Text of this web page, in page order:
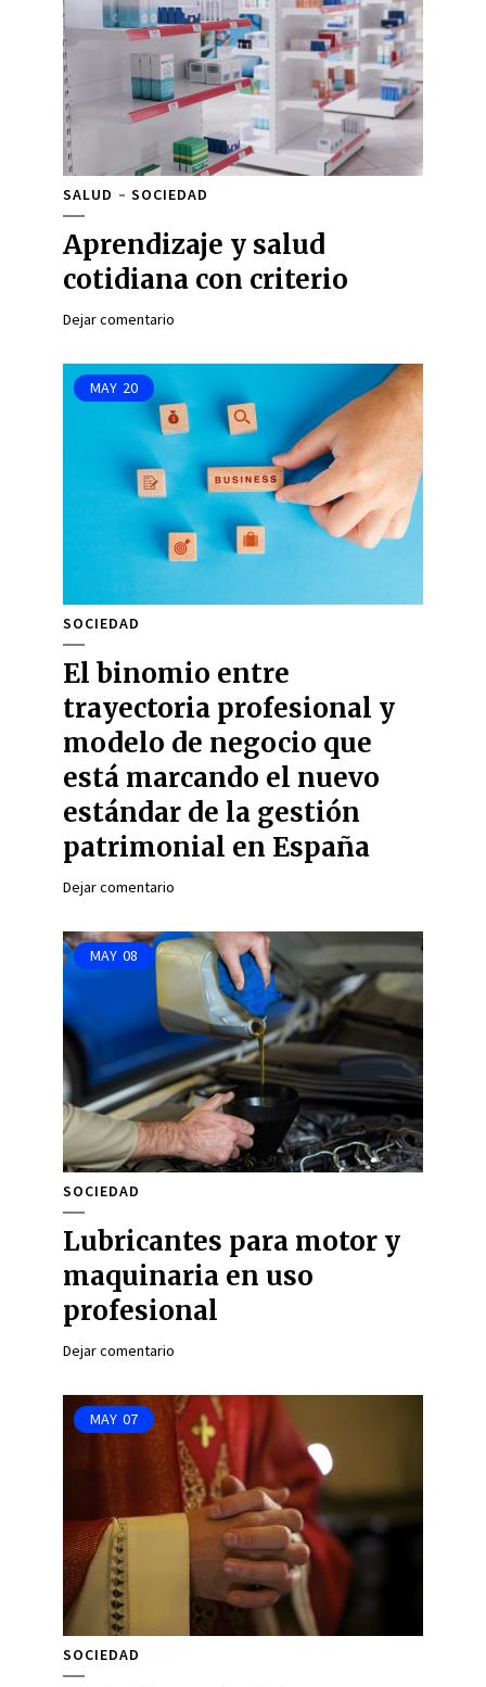
SALUD SOCIEDAD
Aprendizaje y salud
cotidiana con criterio
Dejar comentario
MAY 20
SOCIEDAD
El binomio entre
trayectoria profesional y
modelo de negocio que
está marcando el nuevo
estándar de la gestión
patrimonial en España
Dejar comentario
MAY 08
SOCIEDAD
Lubricantes para motor y
maquinaria en uso
profesional
Dejar comentario
MAY 07
SOCIEDAD